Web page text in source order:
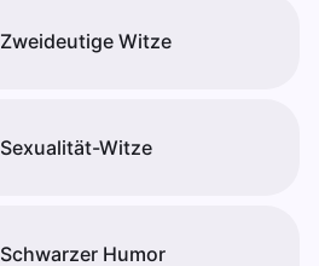
Zweideutige Witze
Sexualität-Witze
Schwarzer Humor